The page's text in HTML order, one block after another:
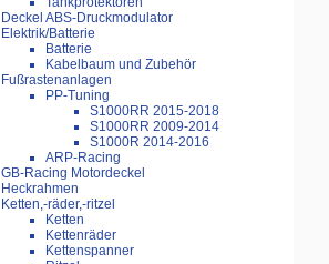
Deckel ABS-Druckmodulator
Elektrik/Batterie
Batterie
Kabelbaum und Zubehör
Fußrastenanlagen
PP-Tuning
S1000RR 2015-2018
S1000RR 2009-2014
S1000R 2014-2016
ARP-Racing
GB-Racing Motordeckel
Heckrahmen
Ketten,-räder,-ritzel
Ketten
Kettenräder
Kettenspanner